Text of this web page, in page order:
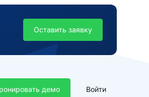
Оставить заявку
демо Войти